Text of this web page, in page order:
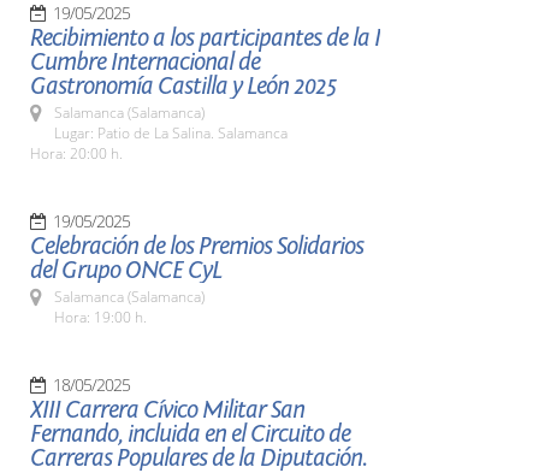
19/05/2025
Recibimiento a los participantes de la I
Cumbre Internacional de
Gastronomía Castilla y León 2025
Salamanca (Salamanca)
Lugar: Patio de La Salina. Salamanca
Hora: 20:00 h.
19/05/2025
Celebración de los Premios Solidarios
del Grupo ONCE CyL
Salamanca (Salamanca)
Hora: 19:00 h.
18/05/2025
XIII Carrera Cívico Militar San
Fernando, incluida en el Circuito de
Carreras Populares de la Diputación.